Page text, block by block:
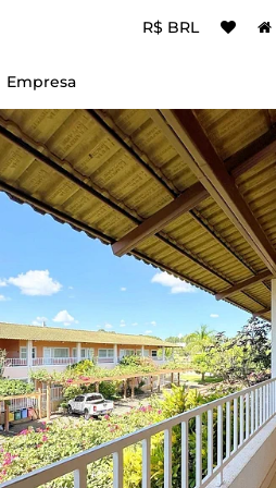
R$ BRL
Empresa
Empresa
Contato
Termos de Uso
Política e Privacidade